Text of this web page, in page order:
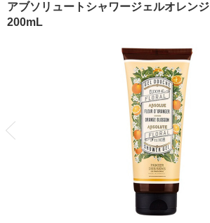
アブソリュートシャワージェルオレン
200mL